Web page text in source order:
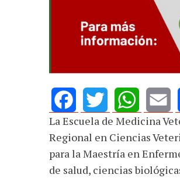
FacebookTwitter WhatsApp
Email
La Escuela de Medicina
Regional en Ciencias
para la Maestría en
de salud, ciencias